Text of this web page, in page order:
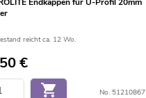
Endkappen für U-Profil 20mm
reicht ca. 12 Wo.
€
No. 51210867